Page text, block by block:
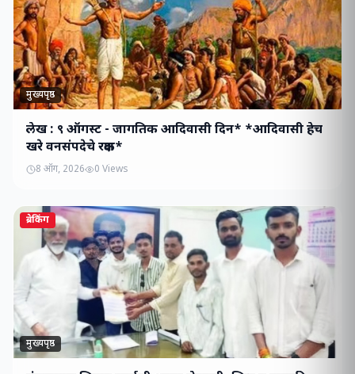
मुख्यपृष्ठ
लेख : ९ ऑगस्ट - जागतिक आदिवासी दिन* *आदिवासी हेच
खरे वनसंपदेचे रक्षक*
8 ऑग, 2026 0 Views
ब्रेकिंग
मुख्यपृष्ठ